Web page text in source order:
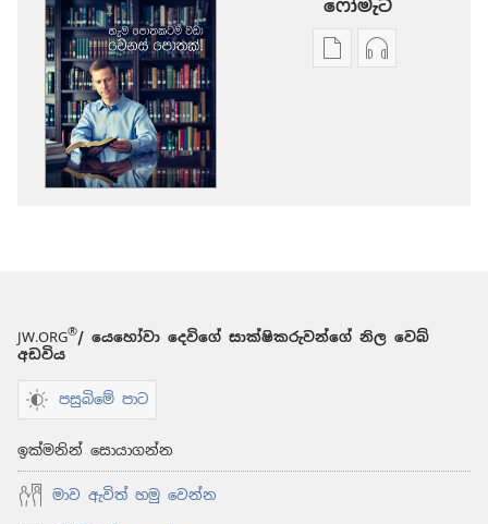
‍‍ෆෝමැට්
ප්‍රකාශනඕඩියෝ
JW.ORG®/ යෙහෝවා දෙවිගේ සාක්ෂිකරුවන්ගේ නිල වෙබ්
අඩවිය
පසුබිමේ පාට
ඉක්මනින් සොයාගන්න
මාව ඇවිත් හමු වෙන්න